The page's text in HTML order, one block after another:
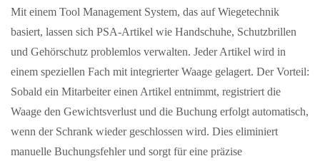
Mit einem Tool Management System, das auf Wiegetechnik
basiert, lassen sich PSA-Artikel wie Handschuhe, Schutzbrillen
und Gehörschutz problemlos verwalten. Jeder Artikel wird in
einem speziellen Fach mit integrierter Waage gelagert. Der Vorteil:
Sobald ein Mitarbeiter einen Artikel entnimmt, registriert die
Waage den Gewichtsverlust und die Buchung erfolgt automatisch,
wenn der Schrank wieder geschlossen wird. Dies eliminiert
manuelle Buchungsfehler und sorgt für eine präzise